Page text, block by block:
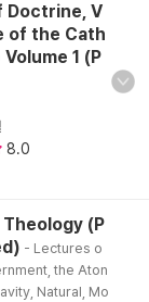
Doctrine, V
of the Cath
1 (P
8.0
(P
- Lectures o
the Aton
Natural, Mo